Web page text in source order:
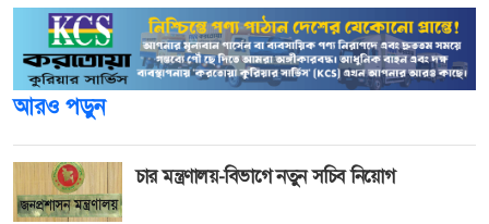
আরও পড়ুন
চার মন্ত্রণালয়-বিভাগে নতুন সচিব নিয়োগ